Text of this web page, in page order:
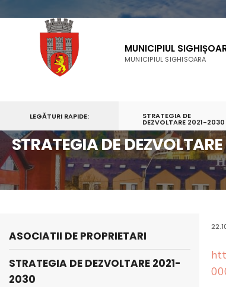
MUNICIPIUL
MUNICIPIUL SIGHISOARA
LEGĂTURI RAPIDE: STRATEGIA DE
DEZVOLTARE 2021-2030
INFORMAŢII PUBLICE STRATEGIA DE
STRATEGIA DE
ASOCIATII DE PROPRIETARI
STRATEGIA DE DEZVOLTARE 2021-
2030